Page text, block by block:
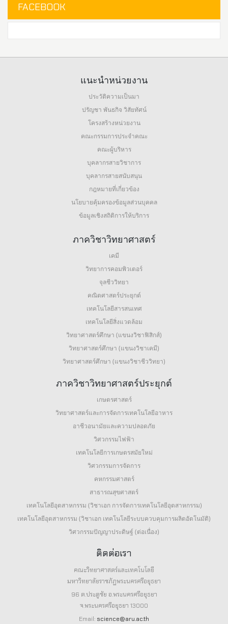
FACEBOOK
แนะนำหน่วยงาน
ประวัติความเป็นมา
ปรัญชา พันธกิจ วิสัยทัศน์
โครงสร้างหน่วยงาน
คณะกรรมการประจำคณะ
คณะผู้บริหาร
บุคลากรสายวิชาการ
บุคลากรสายสนับสนุน
กฎหมายที่เกี่ยวข้อง
นโยบายคุ้มครองข้อมูลส่วนบุคคล
ข้อมูลเชิงสถิติการให้บริการ
ภาควิชาวิทยาศาสตร์
เคมี
วิทยาการคอมพิวเตอร์
จุลชีววิทยา
คณิตศาสตร์ประยุกต์
เทคโนโลยีสารสนเทศ
เทคโนโลยีสิ่งแวดล้อม
วิทยาศาสตร์ศึกษา (แขนงวิชาฟิสิกส์)
วิทยาศาสตร์ศึกษา (แขนงวิชาเคมี)
วิทยาศาสตร์ศึกษา (แขนงวิชาชีววิทยา)
ภาควิชาวิทยาศาสตร์ประยุกต์
เกษตรศาสตร์
วิทยาศาสตร์และการจัดการเทคโนโลยีอาหาร
อาชีวอนามัยและความปลอดภัย
วิศวกรรมไฟฟ้า
เทคโนโลยีการเกษตรสมัยใหม่
วิศวกรรมการจัดการ
คหกรรมศาสตร์
สาธารณสุขศาสตร์
เทคโนโลยีอุตสาหกรรม (วิชาเอก การจัดการเทคโนโลยีอุตสาหกรรม)
เทคโนโลยีอุตสาหกรรม (วิชาเอก เทคโนโลยีระบบควบคุมการผลิตอัตโนมัติ)
วิศวกรรมปัญญาประดิษฐ์ (ต่อเนื่อง)
ติดต่อเรา
คณะวิทยาศาสตร์และเทคโนโลยี
มหาวิทยาลัยราชภัฏพระนครศรีอยุธยา
96 ต.ประตูชัย อ.พระนครศรีอยุธยา
จ.พระนครศรีอยุธยา 13000
Email: science@aru.ac.th